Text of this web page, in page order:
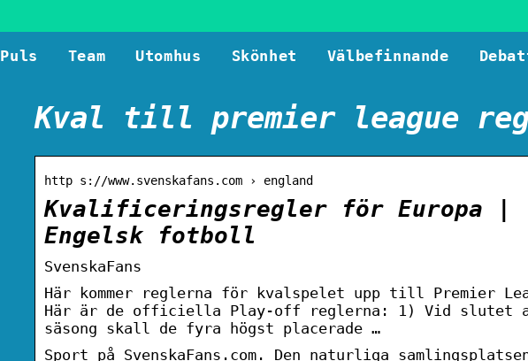
Puls Team Utomhus Skönhet Välbefinnande
Kval till premier league
http s://www.svenskafans.com › england
Kvalificeringsregler för Europa |
Engelsk fotboll
SvenskaFans
Här kommer reglerna för kvalspelet upp till Premier
Här är de officiella Play-off reglerna: 1) Vid slutet
säsong skall de fyra högst placerade …
Sport på SvenskaFans.com. Den naturliga